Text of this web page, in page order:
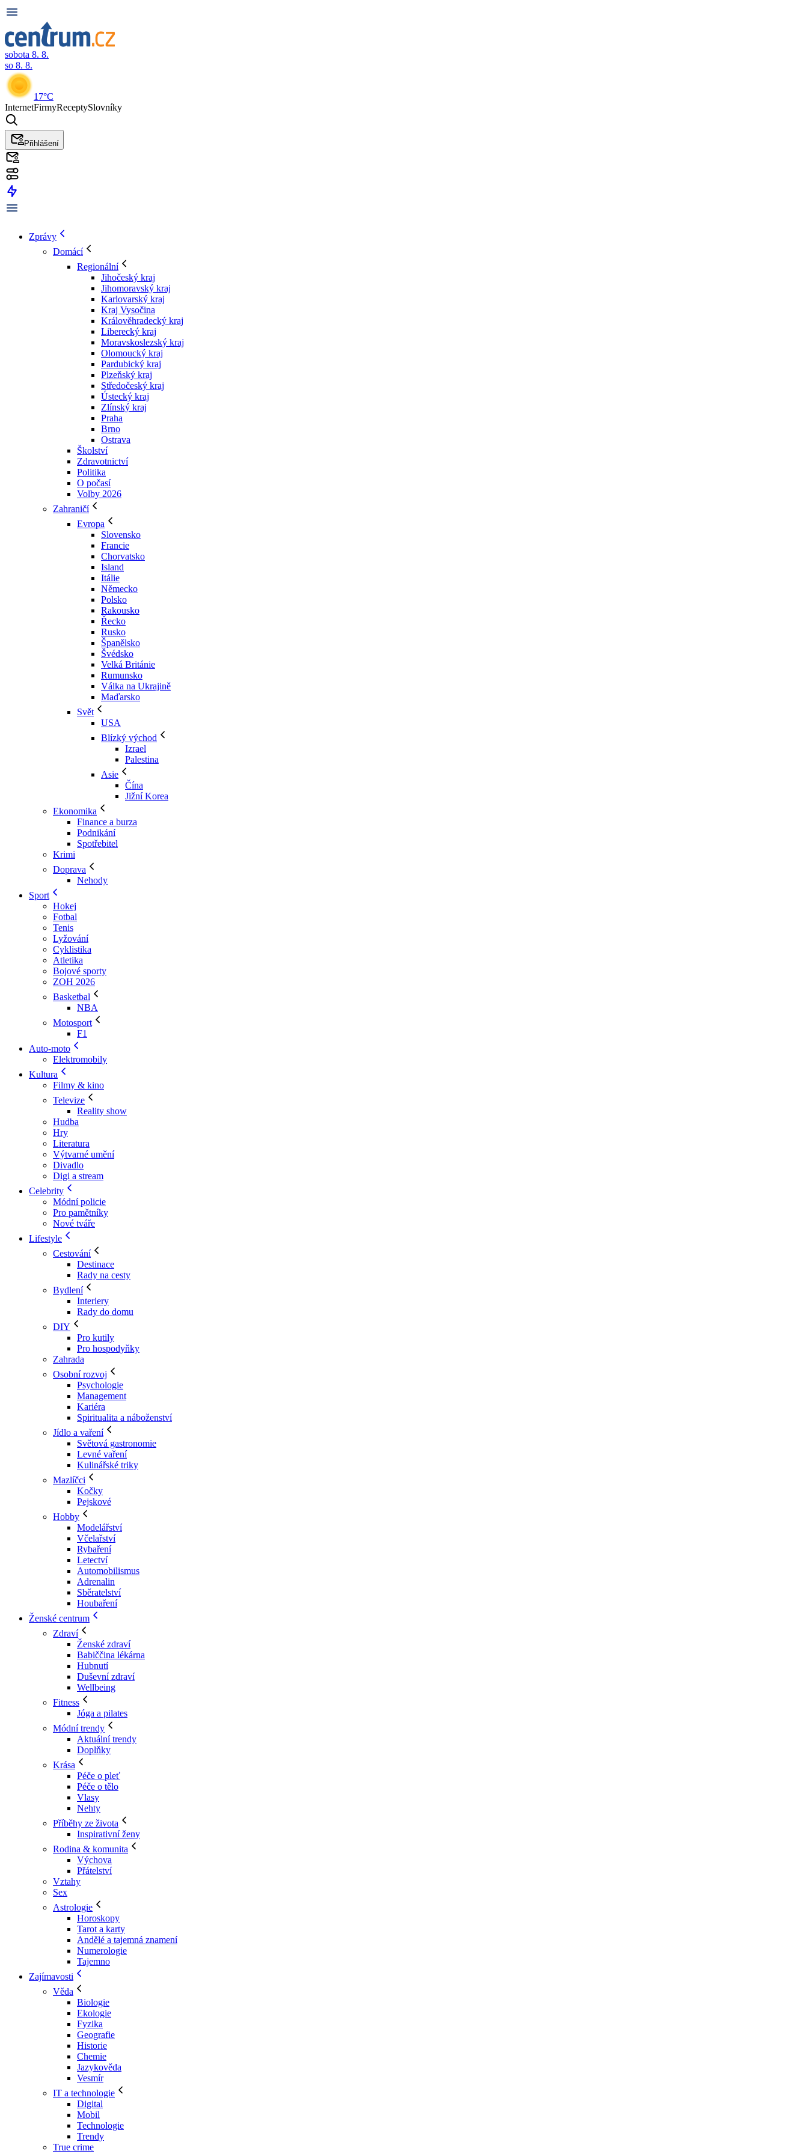
sobota 8. 8.
so 8. 8.
17°C
InternetFirmyReceptySlovníky
Přihlášení
Zprávy
Domácí
Regionální
Jihočeský kraj
Jihomoravský kraj
Karlovarský kraj
Kraj Vysočina
Králověhradecký kraj
Liberecký kraj
Moravskoslezský kraj
Olomoucký kraj
Pardubický kraj
Plzeňský kraj
Středočeský kraj
Ústecký kraj
Zlínský kraj
Praha
Brno
Ostrava
Školství
Zdravotnictví
Politika
O počasí
Volby 2026
Zahraničí
Evropa
Slovensko
Francie
Chorvatsko
Island
Itálie
Německo
Polsko
Rakousko
Řecko
Rusko
Španělsko
Švédsko
Velká Británie
Rumunsko
Válka na Ukrajině
Maďarsko
Svět
USA
Blízký východ
Izrael
Palestina
Asie
Čína
Jižní Korea
Ekonomika
Finance a burza
Podnikání
Spotřebitel
Krimi
Doprava
Nehody
Sport
Hokej
Fotbal
Tenis
Lyžování
Cyklistika
Atletika
Bojové sporty
ZOH 2026
Basketbal
NBA
Motosport
F1
Auto-moto
Elektromobily
Kultura
Filmy & kino
Televize
Reality show
Hudba
Hry
Literatura
Výtvarné umění
Divadlo
Digi a stream
Celebrity
Módní policie
Pro pamětníky
Nové tváře
Lifestyle
Cestování
Destinace
Rady na cesty
Bydlení
Interiery
Rady do domu
DIY
Pro kutily
Pro hospodyňky
Zahrada
Osobní rozvoj
Psychologie
Management
Kariéra
Spiritualita a náboženství
Jídlo a vaření
Světová gastronomie
Levné vaření
Kulinářské triky
Mazlíčci
Kočky
Pejskové
Hobby
Modelářství
Včelařství
Rybaření
Letectví
Automobilismus
Adrenalin
Sběratelství
Houbaření
Ženské centrum
Zdraví
Ženské zdraví
Babiččina lékárna
Hubnutí
Duševní zdraví
Wellbeing
Fitness
Jóga a pilates
Módní trendy
Aktuální trendy
Doplňky
Krása
Péče o pleť
Péče o tělo
Vlasy
Nehty
Příběhy ze života
Inspirativní ženy
Rodina & komunita
Výchova
Přátelství
Vztahy
Sex
Astrologie
Horoskopy
Tarot a karty
Andělé a tajemná znamení
Numerologie
Tajemno
Zajímavosti
Věda
Biologie
Ekologie
Fyzika
Geografie
Historie
Chemie
Jazykověda
Vesmír
IT a technologie
Digital
Mobil
Technologie
Trendy
True crime